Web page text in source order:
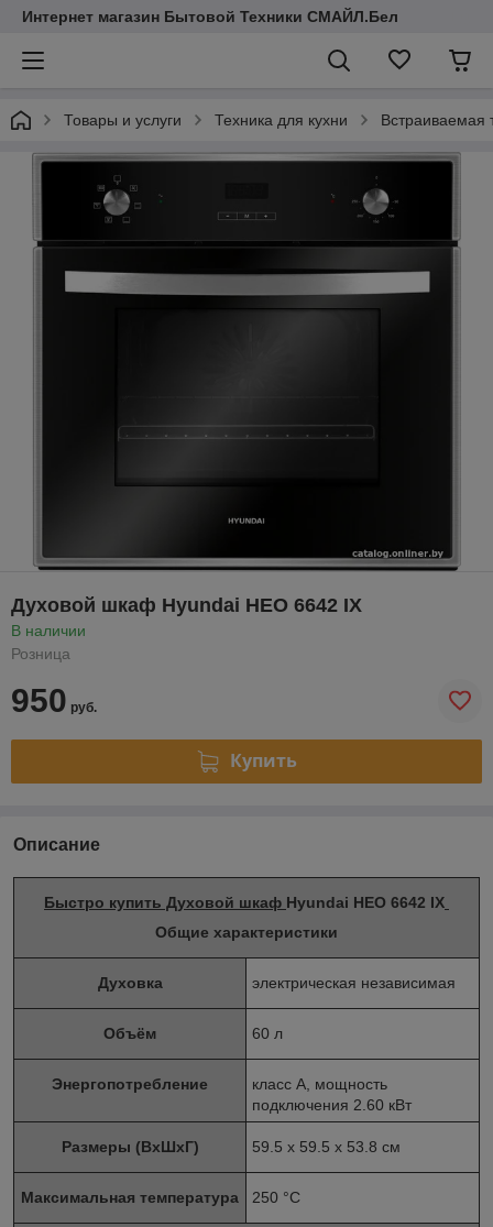
Интернет магазин Бытовой Техники СМАЙЛ.Бел
Товары и услуги Техника для кухни Встраиваемая
Духовой шкаф Hyundai HEO 6642 IX
В наличии
Розница
950 руб.
Купить
Описание
Быстро купить Духовой шкаф Hyundai HEO 6642 IX
Общие характеристики
Духовка электрическая независимая
Объём 60 л
Энергопотребление
класс A, мощность
подключения 2.60 кВт
Размеры (ВхШхГ) 59.5 х 59.5 x 53.8 см
Максимальная температура 250 °С